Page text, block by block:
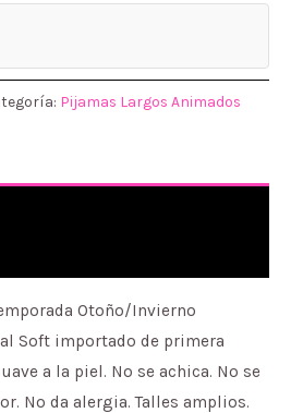
Pijamas Largos Animados
Otoño/Invierno
Soft importado de primera
a la piel. No se achica. No se
No da alergia. Talles amplios.